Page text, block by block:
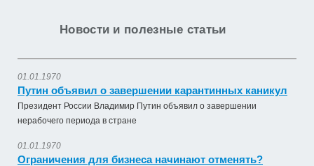
Новости и полезные статьи
01.01.1970
Путин объявил о завершении карантинных каникул
Президент России Владимир Путин объявил о завершении
нерабочего периода в стране
01.01.1970
Ограничения для бизнеса начинают отменять?